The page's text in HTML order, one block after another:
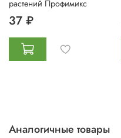
растений Профимикс
37 ₽
Аналогичные товары